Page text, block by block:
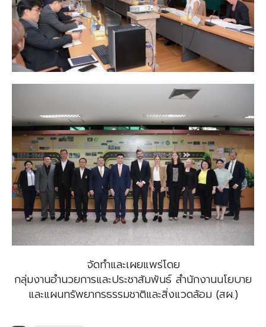
จัดทำและเผยแพร่โดย
กลุ่มงานอำนวยการและประชาสัมพันธ์ สำนักงานนโยบาย
และแผนทรัพยากรธรรมชาติและสิ่งแวดล้อม (สผ.)